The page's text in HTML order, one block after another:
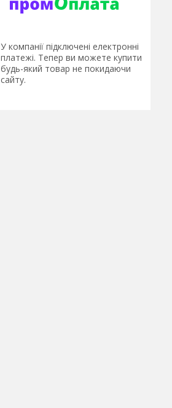
У компанії підключені електронні
платежі. Тепер ви можете купити
будь-який товар не покидаючи
сайту.